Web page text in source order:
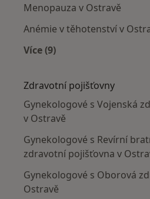
Menopauza v Ostravě
Anémie v těhotenství v
Více (9)
Zdravotní pojišťovny
Gynekologové s Vojenská
v Ostravě
Gynekologové s Revírní
zdravotní pojišťovna v
Gynekologové s Oborová
Ostravě